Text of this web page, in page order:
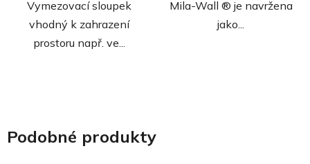
Vymezovací sloupek
vhodný k zahrazení
prostoru např. ve...
Mila-Wall ® je navržena
jako...
Podobné produkty